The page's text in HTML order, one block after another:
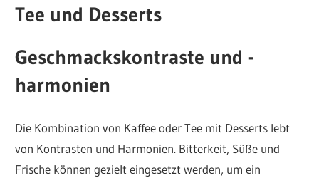
Tee und Desserts
Geschmackskontraste und -
harmonien
Die Kombination von Kaffee oder Tee mit Desserts lebt
von Kontrasten und Harmonien. Bitterkeit, Süße und
Frische können gezielt eingesetzt werden, um ein